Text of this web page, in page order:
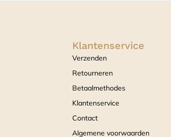
Klantenservice
Verzenden
Retourneren
Betaalmethodes
Klantenservice
Contact
Algemene voorwaarden